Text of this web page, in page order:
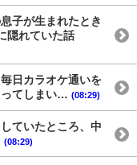
子が生まれたとき
隠れていた話
日カラオケ通いを
ってしまい… (08:29)
ていたところ、中
(08:29)